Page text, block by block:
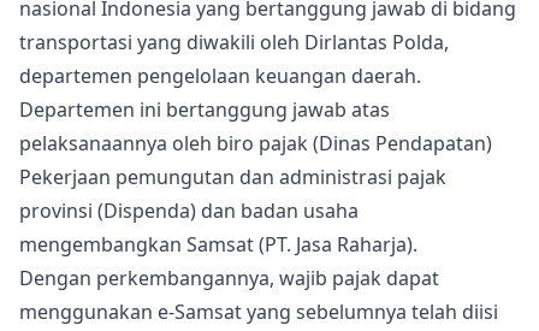
nasional Indonesia yang bertanggung jawab di bidang
transportasi yang diwakili oleh Dirlantas Polda,
departemen pengelolaan keuangan daerah.
Departemen ini bertanggung jawab atas
pelaksanaannya oleh biro pajak (Dinas Pendapatan)
Pekerjaan pemungutan dan administrasi pajak
provinsi (Dispenda) dan badan usaha
mengembangkan Samsat (PT. Jasa Raharja).
Dengan perkembangannya, wajib pajak dapat
menggunakan e-Samsat yang sebelumnya telah diisi